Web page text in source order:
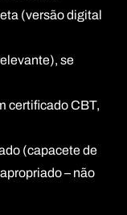
(versão digital
se
certificado CBT,
(capacete de
– não